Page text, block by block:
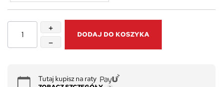
DODAJ DO KOSZYKA
Tutaj kupisz na raty